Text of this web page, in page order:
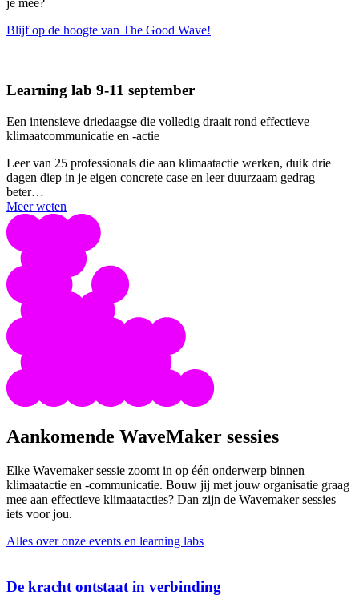
je mee?
Blijf op de hoogte van The Good Wave!
Learning lab 9-11 september
Een intensieve driedaagse die volledig draait rond effectieve
klimaatcommunicatie en -actie
Leer van 25 professionals die aan klimaatactie werken, duik drie
dagen diep in je eigen concrete case en leer duurzaam gedrag
beter…
Meer weten
Aankomende WaveMaker sessies
Elke Wavemaker sessie zoomt in op één onderwerp binnen
klimaatactie en -communicatie. Bouw jij met jouw organisatie graag
mee aan effectieve klimaatacties? Dan zijn de Wavemaker sessies
iets voor jou.
Alles over onze events en learning labs
De kracht ontstaat in verbinding